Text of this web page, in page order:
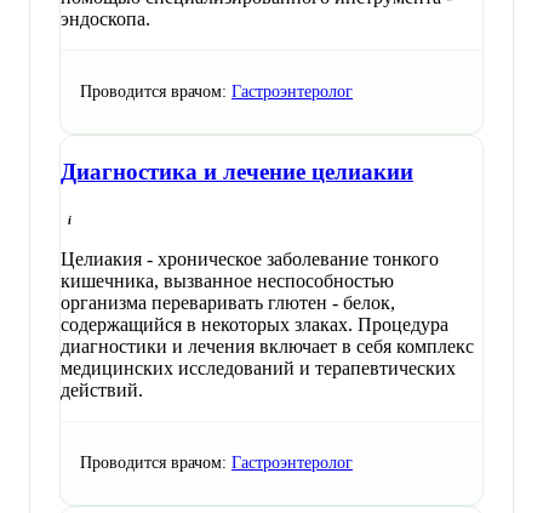
эндоскопа.
Проводится врачом: Гастроэнтеролог
Диагностика и лечение целиакии
Целиакия - хроническое заболевание тонкого
кишечника, вызванное неспособностью
организма переваривать глютен - белок,
содержащийся в некоторых злаках. Процедура
диагностики и лечения включает в себя комплекс
медицинских исследований и терапевтических
действий.
Проводится врачом: Гастроэнтеролог